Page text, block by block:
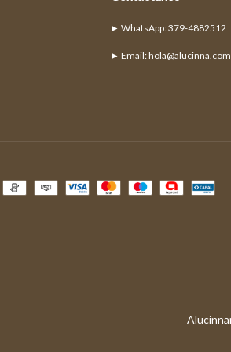
► Email: